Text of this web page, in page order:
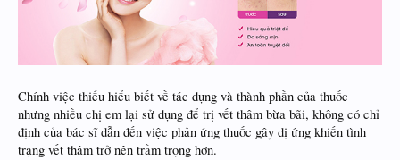
Chính việc thiếu hiểu biết về tác dụng và thành phần của thuốc
nhưng nhiều chị em lại sử dụng để trị vết thâm bừa bãi, không có chỉ
định của bác sĩ dẫn đến việc phản ứng thuốc gây dị ứng khiến tình
trạng vết thâm trở nên trầm trọng hơn.